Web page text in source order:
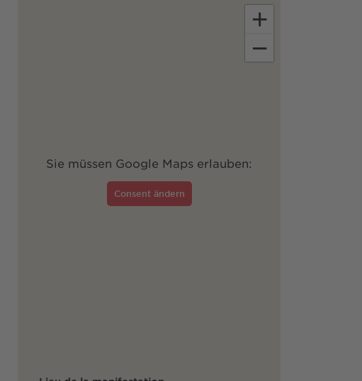
Sie müssen Google Maps erlauben:
Consent ändern
+
−